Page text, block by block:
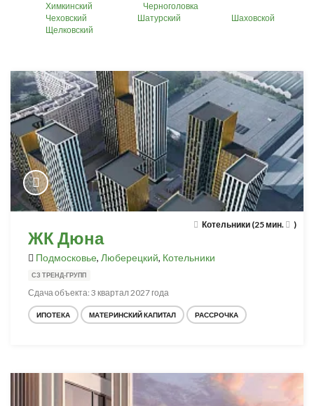
Химкинский
Черноголовка
Чеховский
Шатурский
Шаховской
Щелковский
Котельники (25 мин. )
ЖК Дюна
Подмосковье, Люберецкий, Котельники
СЗ ТРЕНД-ГРУПП
Сдача объекта: 3 квартал 2027 года
ИПОТЕКА МАТЕРИНСКИЙ КАПИТАЛ РАССРОЧКА